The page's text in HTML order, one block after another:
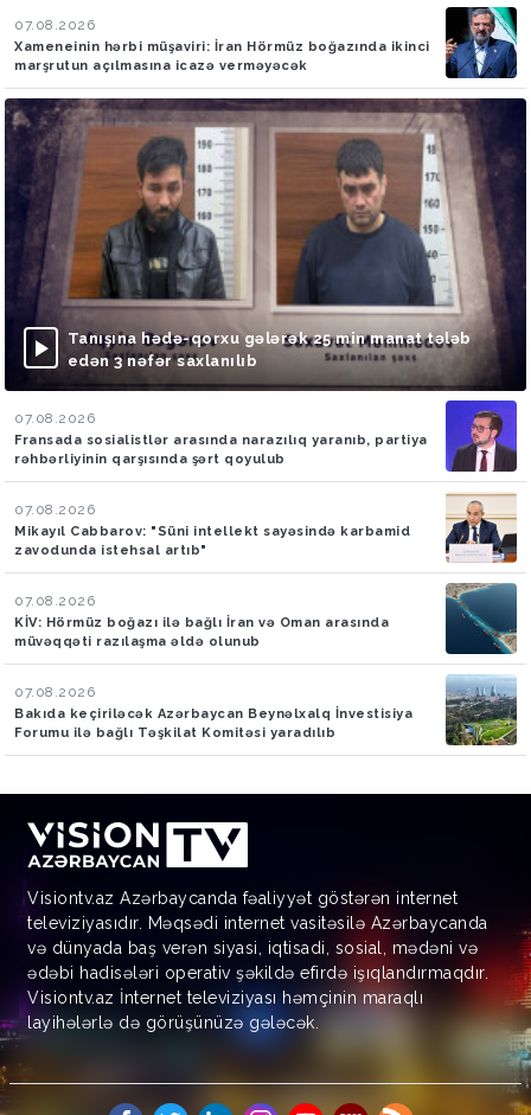
07.08.2026
Xameneinin hərbi müşaviri: İran Hörmüz boğazında ikinci
marşrutun açılmasına icazə verməyəcək
Tanışına hədə-qorxu gələrək 25 min manat tələb
edən 3 nəfər saxlanılıb
07.08.2026
Fransada sosialistlər arasında narazılıq yaranıb, partiya
rəhbərliyinin qarşısında şərt qoyulub
07.08.2026
Mikayıl Cabbarov: "Süni intellekt sayəsində karbamid
zavodunda istehsal artıb"
07.08.2026
KİV: Hörmüz boğazı ilə bağlı İran və Oman arasında
müvəqqəti razılaşma əldə olunub
07.08.2026
Bakıda keçiriləcək Azərbaycan Beynəlxalq İnvestisiya
Forumu ilə bağlı Təşkilat Komitəsi yaradılıb
Visiontv.az Azərbaycanda fəaliyyət göstərən internet
televiziyasıdır. Məqsədi internet vasitəsilə Azərbaycanda
və dünyada baş verən siyasi, iqtisadi, sosial, mədəni və
ədəbi hadisələri operativ şəkildə efirdə işıqlandırmaqdır.
Visiontv.az İnternet televiziyası həmçinin maraqlı
layihələrlə də görüşünüzə gələcək.